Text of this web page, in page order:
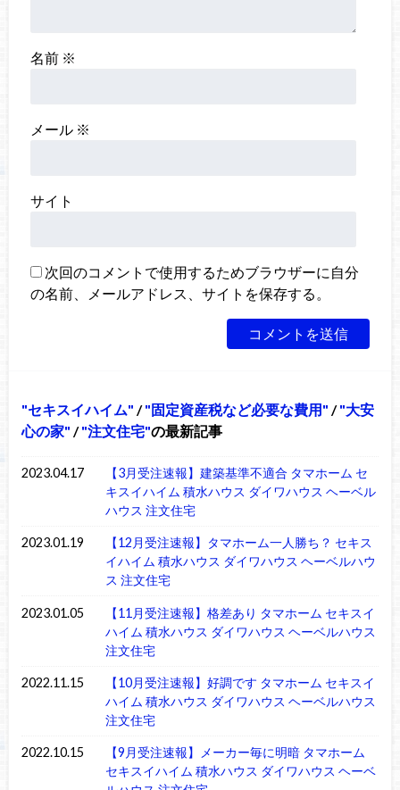
名前 ※
メール ※
サイト
次回のコメントで使用するためブラウザーに自分
の名前、メールアドレス、サイトを保存する。
セキスイハイム / 固定資産税など必要な費用 / 大安
心の家 / 注文住宅 の最新記事
2023.04.17
【3月受注速報】建築基準不適合 タマホーム セ
キスイハイム 積水ハウス ダイワハウス ヘーベル
ハウス 注文住宅
2023.01.19
【12月受注速報】タマホーム一人勝ち？ セキス
イハイム 積水ハウス ダイワハウス ヘーベルハウ
ス 注文住宅
2023.01.05
【11月受注速報】格差あり タマホーム セキスイ
ハイム 積水ハウス ダイワハウス ヘーベルハウス
注文住宅
2022.11.15
【10月受注速報】好調です タマホーム セキスイ
ハイム 積水ハウス ダイワハウス ヘーベルハウス
注文住宅
2022.10.15
【9月受注速報】メーカー毎に明暗 タマホーム
セキスイハイム 積水ハウス ダイワハウス ヘーベ